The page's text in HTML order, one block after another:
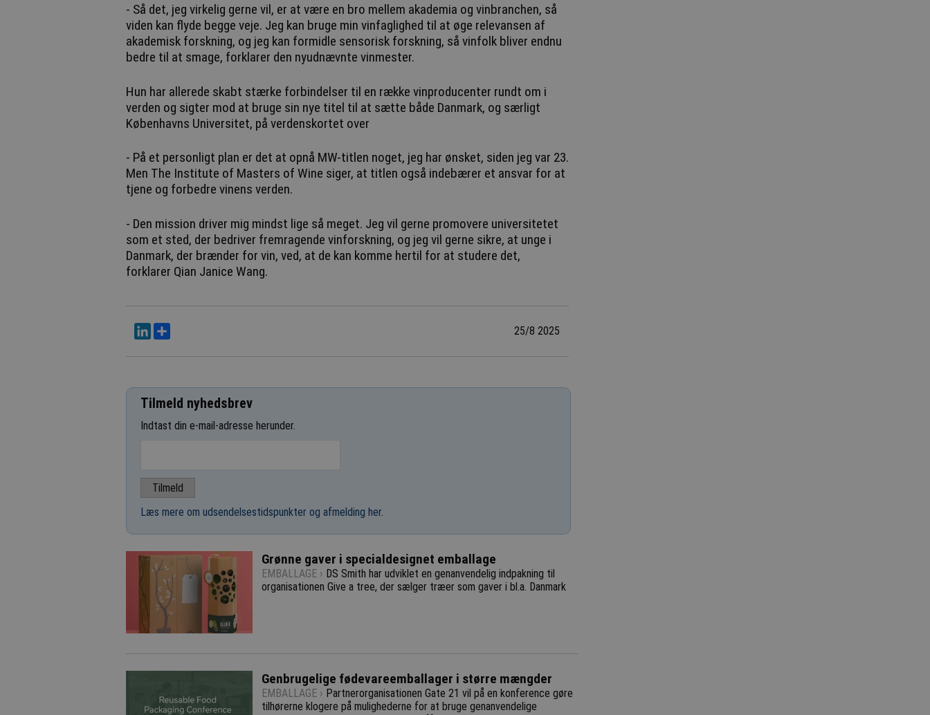
- Så det, jeg virkelig gerne vil, er at være en bro mellem akademia og vinbranchen, så
viden kan flyde begge veje. Jeg kan bruge min vinfaglighed til at øge relevansen af
akademisk forskning, og jeg kan formidle sensorisk forskning, så vinfolk bliver endnu
bedre til at smage, forklarer den nyudnævnte vinmester.
Hun har allerede skabt stærke forbindelser til en række vinproducenter rundt om i
verden og sigter mod at bruge sin nye titel til at sætte både Danmark, og særligt
Københavns Universitet, på verdenskortet over
- På et personligt plan er det at opnå MW-titlen noget, jeg har ønsket, siden jeg var 23.
Men The Institute of Masters of Wine siger, at titlen også indebærer et ansvar for at
tjene og forbedre vinens verden.
- Den mission driver mig mindst lige så meget. Jeg vil gerne promovere universitetet
som et sted, der bedriver fremragende vinforskning, og jeg vil gerne sikre, at unge i
Danmark, der brænder for vin, ved, at de kan komme hertil for at studere det,
forklarer Qian Janice Wang.
LinkedIn 25/8 2025
Tilmeld nyhedsbrev
Indtast din e-mail-adresse herunder.
Læs mere om udsendelsestidspunkter og afmelding her.
Grønne gaver i specialdesignet emballage
EMBALLAGE › DS Smith har udviklet en genanvendelig indpakning til
organisationen Give a tree, der sælger træer som gaver i bl.a. Danmark
Genbrugelige fødevareemballager i større mængder
EMBALLAGE › Partnerorganisationen Gate 21 vil på en konference gøre
tilhørerne klogere på mulighederne for at bruge genanvendelige